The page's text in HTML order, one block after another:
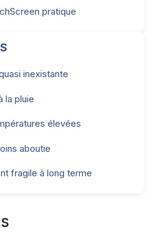
pratique
inexistante
la pluie
élevées
aboutie
fragile à long terme